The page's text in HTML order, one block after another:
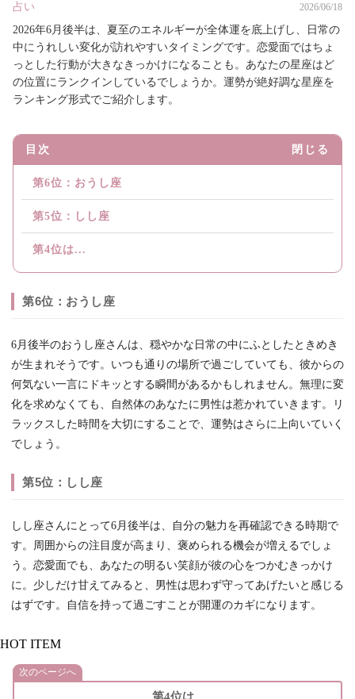
占い 2026/06/18
2026年6月後半は、夏至のエネルギーが全体運を底上げし、日常の
中にうれしい変化が訪れやすいタイミングです。恋愛面ではちょ
っとした行動が大きなきっかけになることも。あなたの星座はど
の位置にランクインしているでしょうか。運勢が絶好調な星座を
ランキング形式でご紹介します。
目次 閉じる
第6位：おうし座
第5位：しし座
第4位は...
第6位：おうし座
6月後半のおうし座さんは、穏やかな日常の中にふとしたときめき
が生まれそうです。いつも通りの場所で過ごしていても、彼からの
何気ない一言にドキッとする瞬間があるかもしれません。無理に変
化を求めなくても、自然体のあなたに男性は惹かれていきます。リ
ラックスした時間を大切にすることで、運勢はさらに上向いていく
でしょう。
第5位：しし座
しし座さんにとって6月後半は、自分の魅力を再確認できる時期で
す。周囲からの注目度が高まり、褒められる機会が増えるでしょ
う。恋愛面でも、あなたの明るい笑顔が彼の心をつかむきっかけ
に。少しだけ甘えてみると、男性は思わず守ってあげたいと感じる
はずです。自信を持って過ごすことが開運のカギになります。
HOT ITEM
次のページへ